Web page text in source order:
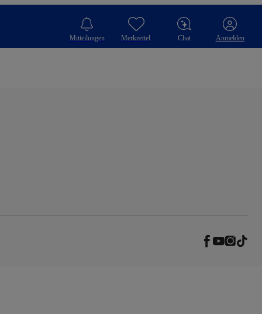
Mitteilungen Merkzettel Chat Anmelden